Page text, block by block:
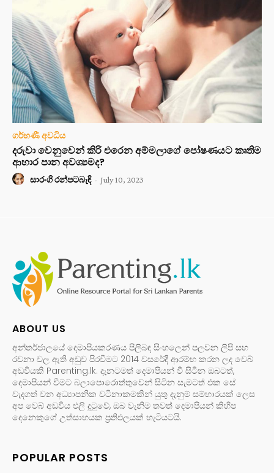
ගර්භණී අවධිය
දරුවා වෙනුවෙන් කිරි එරෙන අම්මලාගේ පෝෂණයට කෘතිම
ආහාර පාන අවශ්‍යමද?
සාරංගි රන්පටබැඳි - July 10, 2023
ABOUT US
අන්තර්ජාලයේ දෙමාපියකරණය පිලිබඳ සිංහලෙන් පලවන ලිපි සහ
රචනා වල ඇති අඩුව පිරවීමට 2014 වසරේදී ආරම්භ කරන ලද වෙබ්
අඩවියකි Parenting.lk. දැනටමත් දෙමාපියන් වී සිටින ඔබටත්,
දෙමාපියන් වීමට බලාපොරොත්තුවෙන් සිටින සැමටත් එක සේ
වැදගත් වන අධ්‍යාපනික වටිනාකමකින් යුතු දැනුම් සම්භාරයක් ලෙස
අප වෙබ් අඩවිය එලි දුටුවේ, ඔබ වැනිම තවත් දෙමාපියන් කිහිප
දෙනෙකුගේ උත්සාහයක ප්‍රතිඵලයක් හැටියටයි.
POPULAR POSTS